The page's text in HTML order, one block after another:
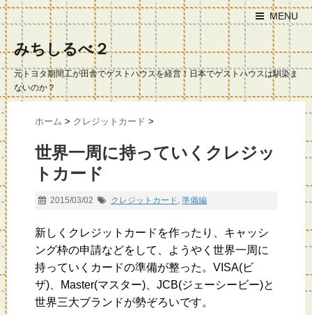
MENU
みちしるべ２
元トヨタ期間工が田舎でゲストハウスを経営！日本でゲストハウスは馴染ま
ないのか？
ホーム > クレジットカード >
世界一周に持っていくクレジッ
トカード
2015/03/02 クレジットカード, 準備編
新しくクレジットカードを作ったり、キャッシ
ング枠の申請などをして、ようやく世界一周に
持っていくカードの準備が整った。VISA(ビ
ザ)、Master(マスター)、JCB(ジェーシービー)と
世界三大ブランドが勢ぞろいです。